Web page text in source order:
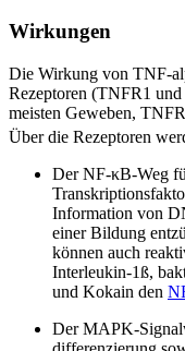
Wirkungen
Die Wirkung von TNF-
Rezeptoren (TNFR1
meisten Geweben,
Über die Rezeptoren
Der NF-κB-Weg
Information von
einer Bildung
können auch
Interleukin-1ß,
und Kokain den
Der MAPK-